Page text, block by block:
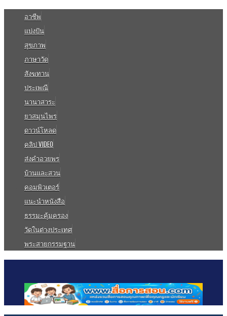
อาชีพ
แบ่งปัน
สุขภาพ
ภาษาวัด
สังฆทาน
ประเพณี
นานาสาระ
ยาสมุนไพร
ดาวน์โหลด
คลิป VIDEO
ส่งคำอวยพร
บ้านและสวน
คอมพิวเตอร์
แนะนำหนังสือ
ธรรมะคุ้มครอง
วัดในต่างประเทศ
พระสายกรรมฐาน